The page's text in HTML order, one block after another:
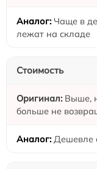
Чаще в
лежат на складе
Стоимость
Выше,
больше не
Дешевле